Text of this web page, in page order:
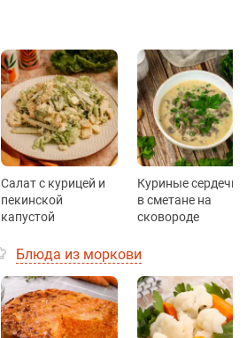
Салат с курицей и
пекинской
капустой
Куриные сердечки
в сметане на
сковороде
Блюда из моркови